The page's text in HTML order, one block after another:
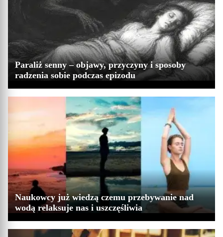
Paraliż senny – objawy, przyczyny i sposoby
radzenia sobie podczas epizodu
Naukowcy już wiedzą czemu przebywanie nad
wodą relaksuje nas i uszczęśliwia